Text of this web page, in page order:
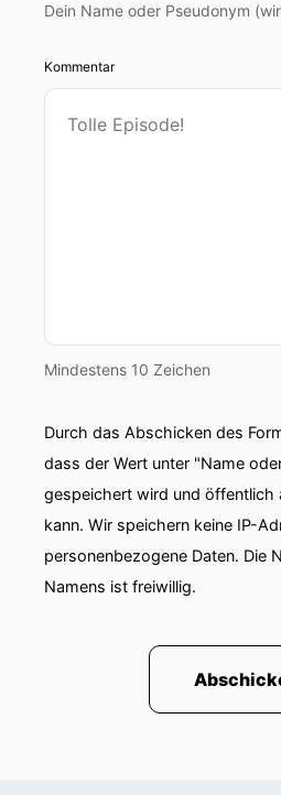
Dein Name oder Pseudonym
Kommentar
Mindestens 10 Zeichen
Durch das Abschicken des
dass der Wert unter "Name
gespeichert wird und öffentlich
kann. Wir speichern keine IP-
personenbezogene Daten. Die
Namens ist freiwillig.